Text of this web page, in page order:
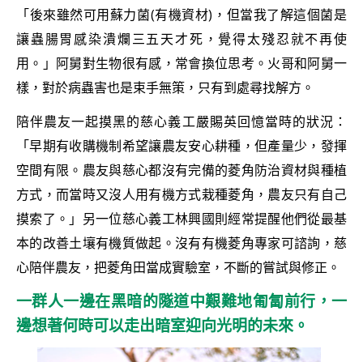
「後來雖然可用蘇力菌(有機資材)，但當我了解這個菌是
讓蟲腸胃感染潰爛三五天才死，覺得太殘忍就不再使
用。」阿舅對生物很有感，常會換位思考。火哥和阿舅一
樣，對於病蟲害也是束手無策，只有到處尋找解方。
陪伴農友一起摸黑的慈心義工嚴賜英回憶當時的狀況：
「早期有收購機制希望讓農友安心耕種，但產量少，發揮
空間有限。農友與慈心都沒有完備的菱角防治資材與種植
方式，而當時又沒人用有機方式栽種菱角，農友只有自己
摸索了。」另一位慈心義工林興國則經常提醒他們從最基
本的改善土壤有機質做起。沒有有機菱角專家可諮詢，慈
心陪伴農友，把菱角田當成實驗室，不斷的嘗試與修正。
一群人一邊在黑暗的隧道中艱難地匍匐前行，一
邊想著何時可以走出暗室迎向光明的未來。